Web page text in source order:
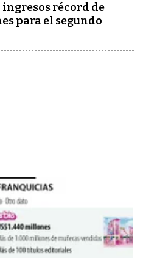
ingresos récord de
para el segundo